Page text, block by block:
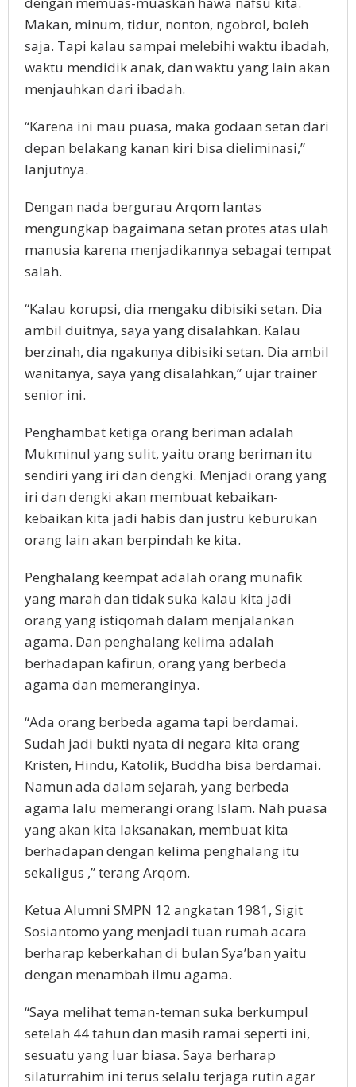
Makan, minum, tidur, nonton, ngobrol, boleh
saja. Tapi kalau sampai melebihi waktu ibadah,
waktu mendidik anak, dan waktu yang lain akan
menjauhkan dari ibadah.
“Karena ini mau puasa, maka godaan setan dari
depan belakang kanan kiri bisa dieliminasi,”
lanjutnya.
Dengan nada bergurau Arqom lantas
mengungkap bagaimana setan protes atas ulah
manusia karena menjadikannya sebagai tempat
salah.
“Kalau korupsi, dia mengaku dibisiki setan. Dia
ambil duitnya, saya yang disalahkan. Kalau
berzinah, dia ngakunya dibisiki setan. Dia ambil
wanitanya, saya yang disalahkan,” ujar trainer
senior ini.
Penghambat ketiga orang beriman adalah
Mukminul yang sulit, yaitu orang beriman itu
sendiri yang iri dan dengki. Menjadi orang yang
iri dan dengki akan membuat kebaikan-
kebaikan kita jadi habis dan justru keburukan
orang lain akan berpindah ke kita.
Penghalang keempat adalah orang munafik
yang marah dan tidak suka kalau kita jadi
orang yang istiqomah dalam menjalankan
agama. Dan penghalang kelima adalah
berhadapan kafirun, orang yang berbeda
agama dan memeranginya.
“Ada orang berbeda agama tapi berdamai.
Sudah jadi bukti nyata di negara kita orang
Kristen, Hindu, Katolik, Buddha bisa berdamai.
Namun ada dalam sejarah, yang berbeda
agama lalu memerangi orang Islam. Nah puasa
yang akan kita laksanakan, membuat kita
berhadapan dengan kelima penghalang itu
sekaligus ,” terang Arqom.
Ketua Alumni SMPN 12 angkatan 1981, Sigit
Sosiantomo yang menjadi tuan rumah acara
berharap keberkahan di bulan Sya’ban yaitu
dengan menambah ilmu agama.
“Saya melihat teman-teman suka berkumpul
setelah 44 tahun dan masih ramai seperti ini,
sesuatu yang luar biasa. Saya berharap
silaturrahim ini terus selalu terjaga rutin agar